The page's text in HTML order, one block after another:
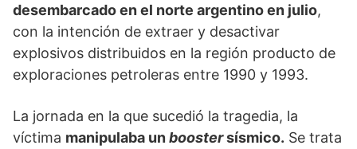
desembarcado en el norte argentino en julio,
con la intención de extraer y desactivar
explosivos distribuidos en la región producto de
exploraciones petroleras entre 1990 y 1993.
La jornada en la que sucedió la tragedia, la
víctima manipulaba unboostersísmico. Se trata